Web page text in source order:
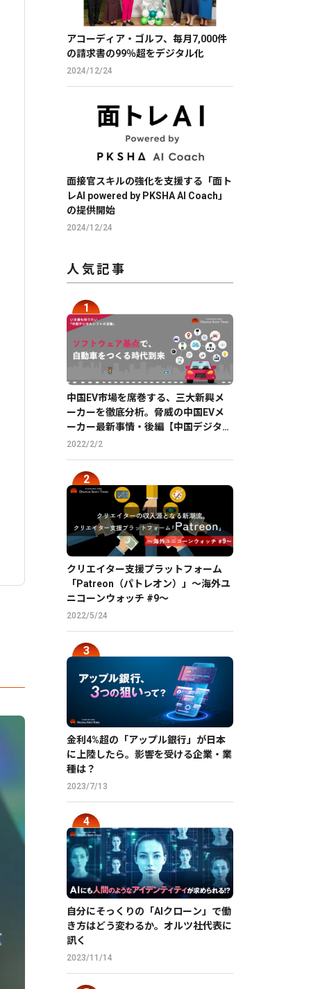
アコーディア・ゴルフ、毎月7,000件
の請求書の99％超をデジタル化
2024/12/24
面接官スキルの強化を支援する「面ト
レAI powered by PKSHA AI Coach」
の提供開始
2024/12/24
人気記事
中国EV市場を席巻する、三大新興メ
ーカーを徹底分析。脅威の中国EVメ
ーカー最新事情・後編【中国デジタル
企業最前線】
2022/2/2
クリエイター支援プラットフォーム
「Patreon（パトレオン）」〜海外ユ
ニコーンウォッチ #9〜
2022/5/24
金利4%超の「アップル銀行」が日本
に上陸したら。影響を受ける企業・業
種は？
2023/7/13
自分にそっくりの「AIクローン」で働
き方はどう変わるか。オルツ社代表に
訊く
2023/11/14